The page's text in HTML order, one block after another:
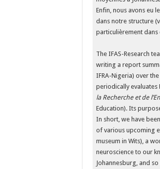
Enfin, nous avons eu
dans notre structure
particulièrement dans
The IFAS-Research
writing a report
IFRA-Nigeria) over
periodically evaluates
la Recherche et de
Education). Its
In short, we have
of various upcoming
museum in Wits), a
neuroscience to our
Johannesburg, and